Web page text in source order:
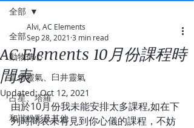
全部
動物傳心
直傳靈氣、臼井靈氣
占星、塔羅
和諧粉彩及其他
全部
AC Elements 10月份課程時
間表
Alvi, AC Elements
Sep 28, 2021 3 min read
Updated:Oct 12, 2021
由於10月份我未能安排太多課程,如在下
列時間表未有見到你心儀的課程，不妨